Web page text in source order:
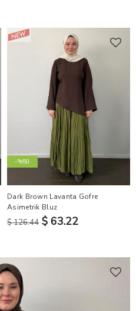
-%50
Dark Brown Lavanta Gofre
Asimetrik Bluz
$ 126.44 $ 63.22